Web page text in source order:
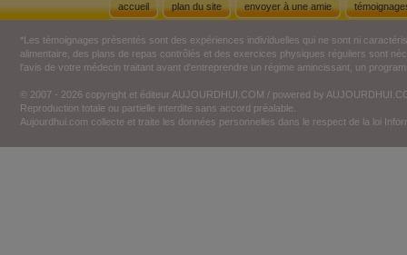
accueil plan du site envoyer à une amie
*Les témoignages présentés sont des expériences individuelles qui ne sont ni
alimentaire, des plans de repas contrôlés et des exercices physiques réguliers sont
l'avis de votre médecin traitant avant d'entreprendre un régime amincissant, un
© 2007 - 2026 copyright et éditeur AUJOURDHUI.COM / powered by
Reproduction totale ou partielle interdite sans accord préalable.
Aujourdhui.com collecte et traite les données personnelles dans le respect de la loi